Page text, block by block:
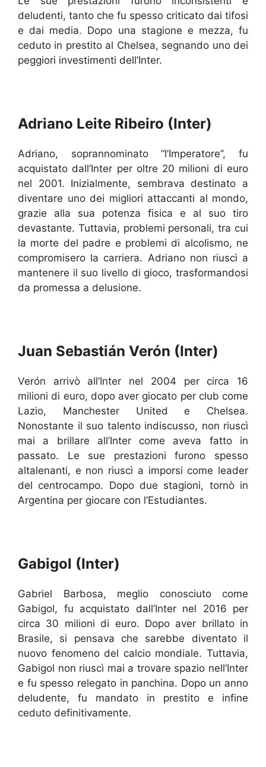
deludenti, tanto che fu spesso criticato dai tifosi
e dai media. Dopo una stagione e mezza, fu
ceduto in prestito al Chelsea, segnando uno dei
peggiori investimenti dell’Inter.
Adriano Leite Ribeiro (Inter)
Adriano, soprannominato “l’Imperatore”, fu
acquistato dall’Inter per oltre 20 milioni di euro
nel 2001. Inizialmente, sembrava destinato a
diventare uno dei migliori attaccanti al mondo,
grazie alla sua potenza fisica e al suo tiro
devastante. Tuttavia, problemi personali, tra cui
la morte del padre e problemi di alcolismo, ne
compromisero la carriera. Adriano non riuscì a
mantenere il suo livello di gioco, trasformandosi
da promessa a delusione.
Juan Sebastián Verón (Inter)
Verón arrivò all’Inter nel 2004 per circa 16
milioni di euro, dopo aver giocato per club come
Lazio, Manchester United e Chelsea.
Nonostante il suo talento indiscusso, non riuscì
mai a brillare all’Inter come aveva fatto in
passato. Le sue prestazioni furono spesso
altalenanti, e non riuscì a imporsi come leader
del centrocampo. Dopo due stagioni, tornò in
Argentina per giocare con l’Estudiantes.
Gabigol (Inter)
Gabriel Barbosa, meglio conosciuto come
Gabigol, fu acquistato dall’Inter nel 2016 per
circa 30 milioni di euro. Dopo aver brillato in
Brasile, si pensava che sarebbe diventato il
nuovo fenomeno del calcio mondiale. Tuttavia,
Gabigol non riuscì mai a trovare spazio nell’Inter
e fu spesso relegato in panchina. Dopo un anno
deludente, fu mandato in prestito e infine
ceduto definitivamente.